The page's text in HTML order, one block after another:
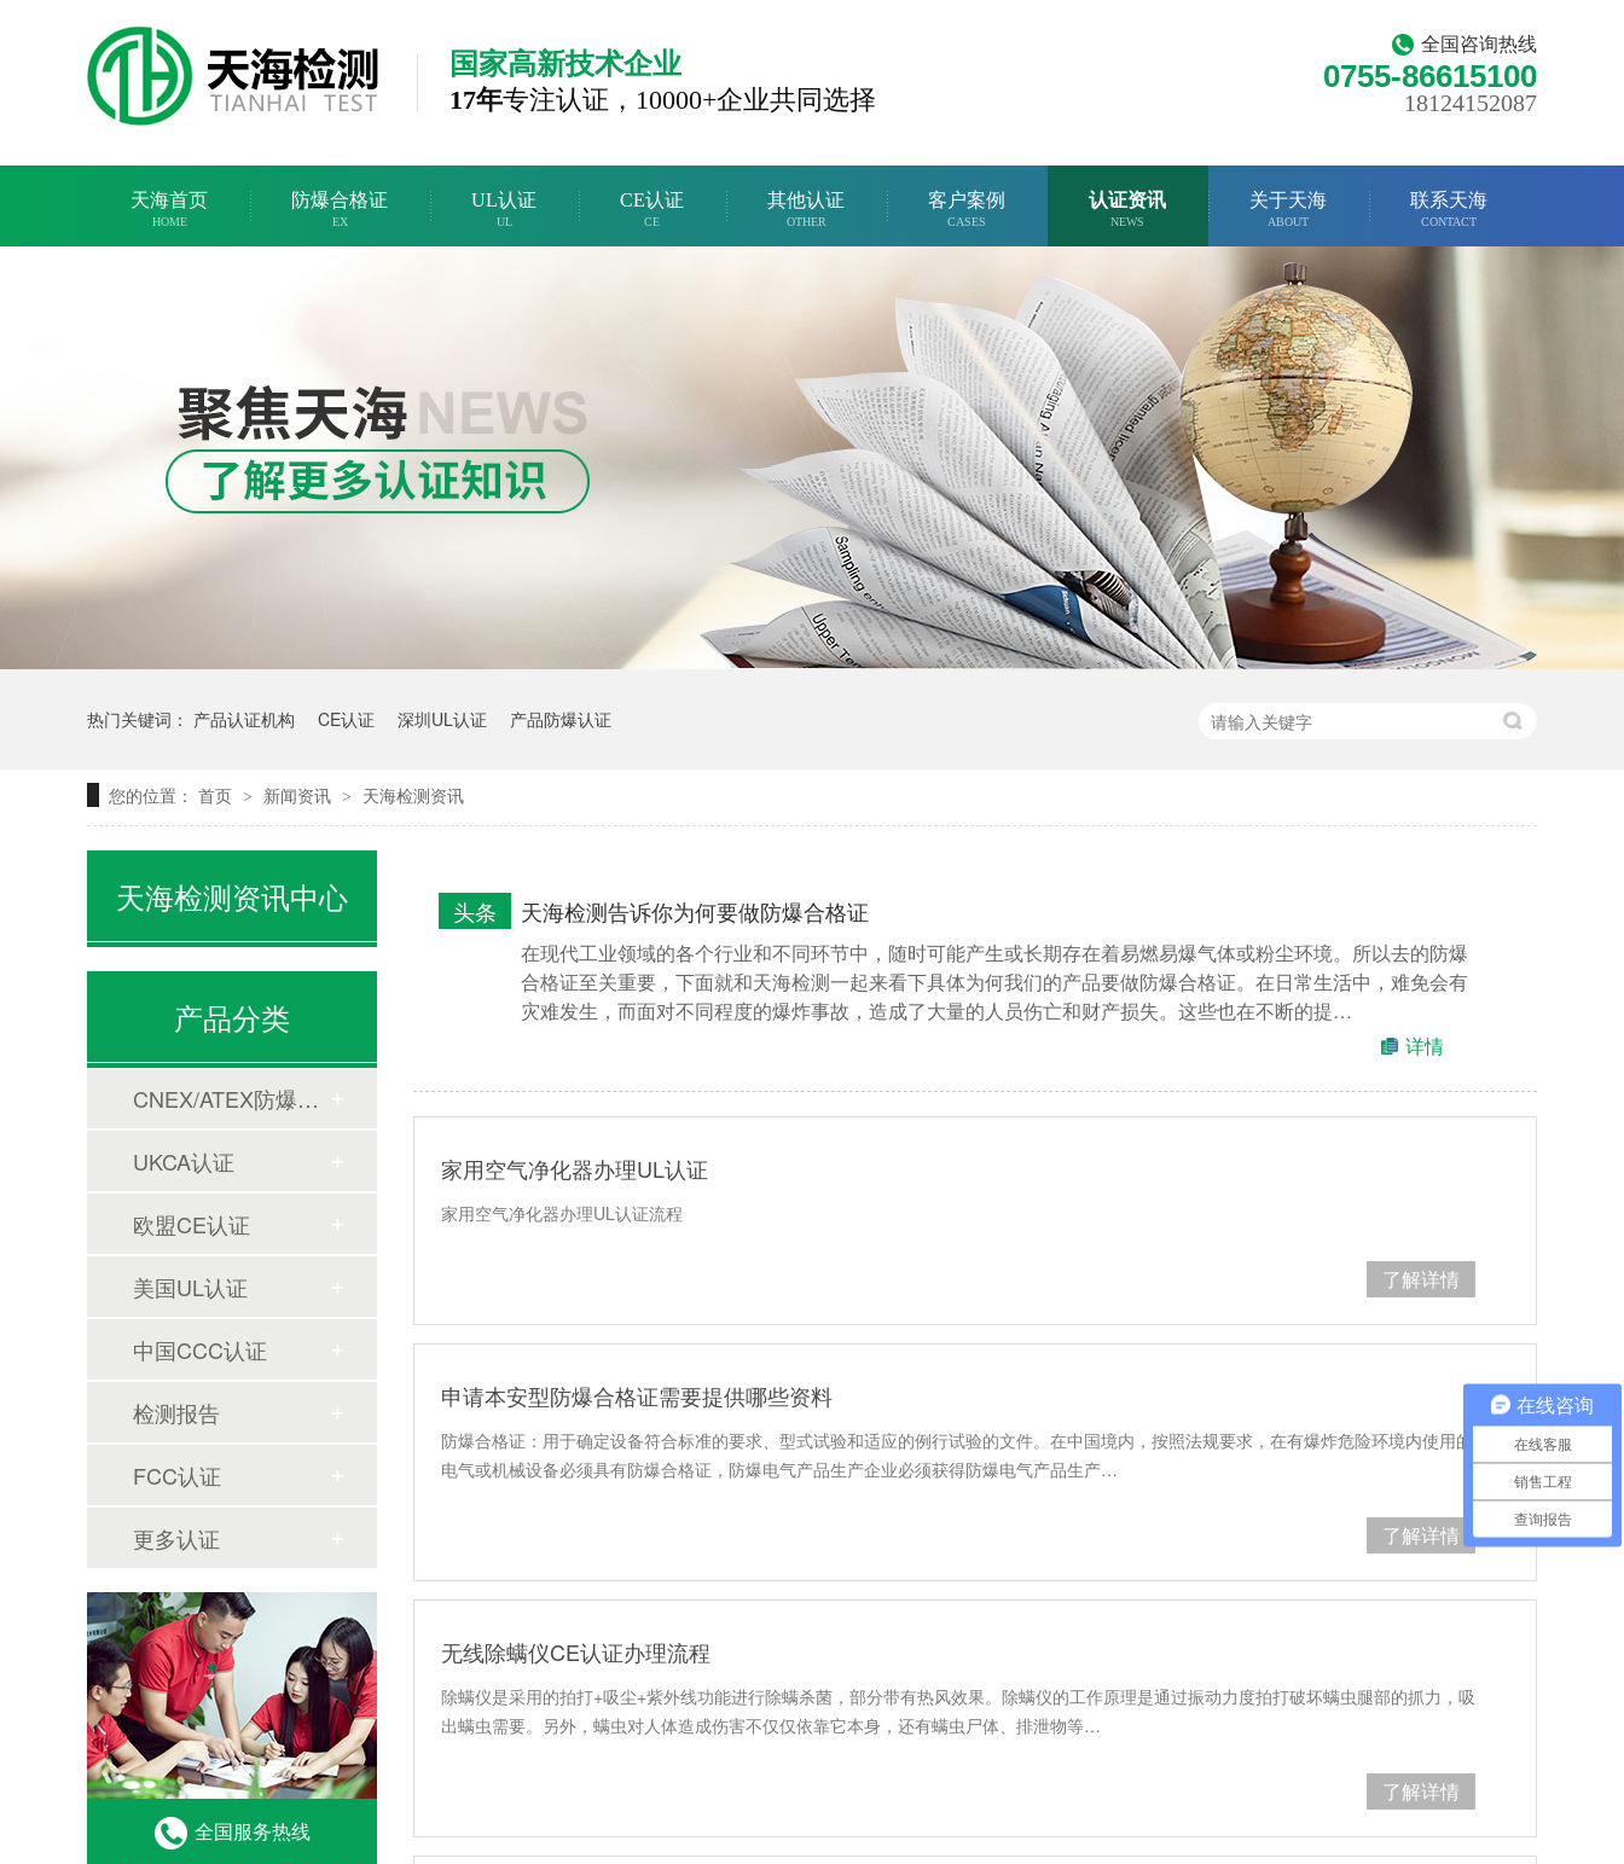
全国咨询热线
0755-86615100
18124152087
国家高新技术企业
17年专注认证， 10000+企业共同选择
天海首页
HOME
防爆合格证
EX
UL认证
UL
CE认证
CE
其他认证
OTHER
客户案例
CASES
认证资讯
NEWS
关于天海
ABOUT
联系天海
CONTACT
热门关键词： 产品认证机构 CE认证 深圳UL认证 产品防爆认证
您的位置： 首页 > 新闻资讯 > 天海检测资讯
天海检测告诉你为何要做防爆合格证
头条
在现代工业领域的各个行业和不同环节中，随时可能产生或长期存在着易燃易爆气体或粉尘环境。所以去的防爆
合格证至关重要，下面就和天海检测一起来看下具体为何我们的产品要做防爆合格证。在日常生活中，难免会有
灾难发生，而面对不同程度的爆炸事故，造成了大量的人员伤亡和财产损失。这些也在不断的提…
详情
家用空气净化器办理UL认证
家用空气净化器办理UL认证流程
了解详情
申请本安型防爆合格证需要提供哪些资料
防爆合格证：用于确定设备符合标准的要求、型式试验和适应的例行试验的文件。在中国境内，按照法规要求，在有爆炸危险环境内使用的
电气或机械设备必须具有防爆合格证，防爆电气产品生产企业必须获得防爆电气产品生产…
了解详情
无线除螨仪CE认证办理流程
除螨仪是采用的拍打+吸尘+紫外线功能进行除螨杀菌，部分带有热风效果。除螨仪的工作原理是通过振动力度拍打破坏螨虫腿部的抓力，吸
出螨虫需要。另外，螨虫对人体造成伤害不仅仅依靠它本身，还有螨虫尸体、排泄物等…
了解详情
天海检测资讯中心
产品分类
CNEX/ATEX防爆合格证
UKCA认证
欧盟CE认证
美国UL认证
中国CCC认证
检测报告
FCC认证
更多认证
全国服务热线
在线咨询
在线客服
销售工程
查询报告